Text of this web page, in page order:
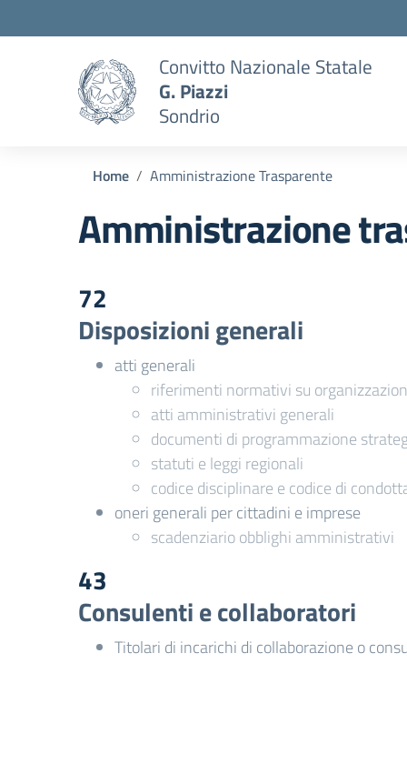
Convitto Nazionale Statale
G. Piazzi
Sondrio
Home Amministrazione Trasparente
Amministrazione
72
Disposizioni generali
atti generali
riferimenti normativi su
atti amministrativi generali
documenti di programmazione
statuti e leggi regionali
codice disciplinare e codice di
oneri generali per cittadini e imprese
scadenziario obblighi amministrativi
43
Consulenti e collaboratori
Titolari di incarichi di collaborazione o